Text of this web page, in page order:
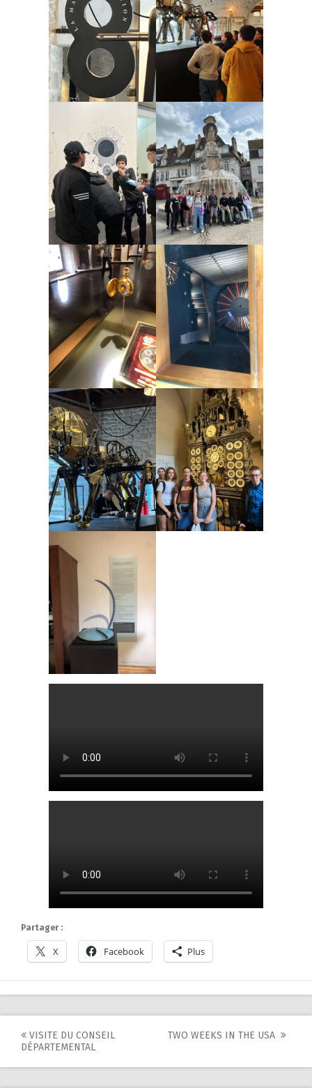
Partager :
X Facebook Plus
Post
navigation
VISITE DU CONSEIL
DÉPARTEMENTAL
TWO WEEKS IN THE USA